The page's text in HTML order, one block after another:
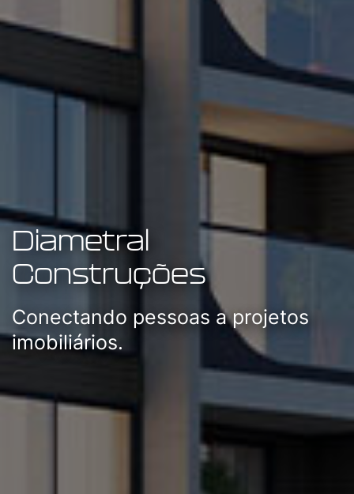
Diametral
Construções
Conectando pessoas a projetos
imobiliários.